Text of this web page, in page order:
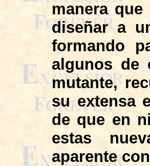
manera
diseñar a
formando
algunos de
mutante,
su extensa
de que en
estas
aparente con